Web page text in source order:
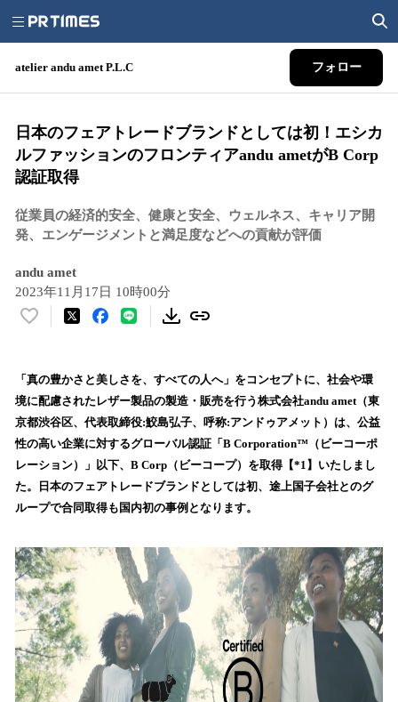
atelier andu amet P.L.C フォロー
日本のフェアトレードブランドとしては初！エシカ
ルファッションのフロンティアandu ametがB Corp
認証取得
従業員の経済的安全、健康と安全、ウェルネス、キャリア開
発、エンゲージメントと満足度などへの貢献が評価
andu amet
2023年11月17日 10時00分
い
！
数
を
読
込
み
中
す
「真の豊かさと美しさを、すべての人へ」をコンセプトに、社会や環
境に配慮されたレザー製品の製造・販売を行う株式会社andu amet（東
京都渋谷区、代表取締役:鮫島弘子、呼称:アンドゥアメット）は、公益
性の高い企業に対するグローバル認証「B Corporation™（ビーコーポ
レーション）」以下、B Corp（ビーコープ）を取得【*1】いたしまし
た。日本のフェアトレードブランドとしては初、途上国子会社とのグ
ループで合同取得も国内初の事例となります。